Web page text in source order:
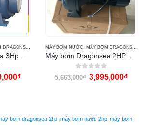
PUMP
5 ₫
MÁY BƠM NƯỚC MÁY BƠM DRAGONSEA PUMP
0out of 5
5,663,000₫ 3,995,000₫
bơm dragonsea 2hp, máy bơm nước 2hp, máy bơm